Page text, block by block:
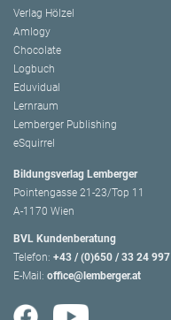
Verlag Hölzel
Amlogy
Chocolate
Logbuch
Eduvidual
Lernraum
Lemberger Publishing
eSquirrel
Bildungsverlag Lemberger
Pointengasse 21-23/Top 11
A-1170 Wien
BVL Kundenberatung
Telefon: +43 / (0)650 / 33 24 997
E-Mail: office@lemberger.at